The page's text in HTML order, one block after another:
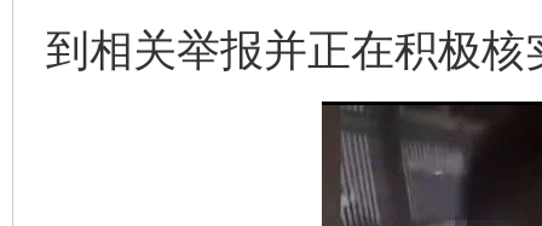
到相关举报并正在积极核